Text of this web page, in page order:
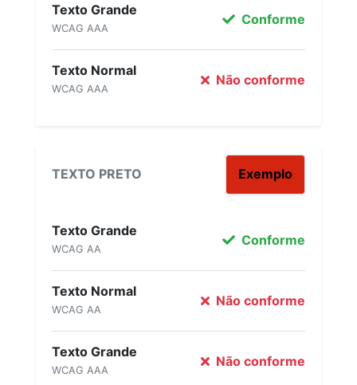
Texto Grande
WCAG AAA
Conforme
Texto Normal
WCAG AAA
Não conforme
TEXTO PRETO Exemplo
Texto Grande
WCAG AA
Conforme
Texto Normal
WCAG AA
Não conforme
Texto Grande
WCAG AAA
Não conforme